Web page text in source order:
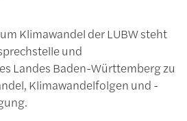
Klimawandel der LUBW steht
und
Landes Baden-Württemberg zu
Klimawandelfolgen und -